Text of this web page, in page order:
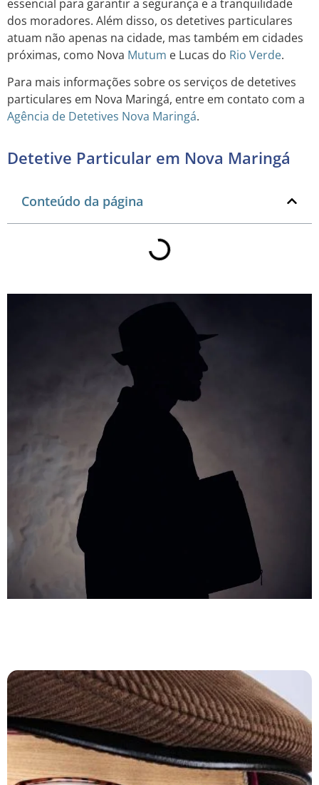
essencial para garantir a segurança e a tranquilidade
dos moradores. Além disso, os detetives particulares
atuam não apenas na cidade, mas também em cidades
próximas, como Nova Mutum e Lucas do Rio Verde.
Para mais informações sobre os serviços de detetives
particulares em Nova Maringá, entre em contato com a
Agência de Detetives Nova Maringá.
Detetive Particular em Nova Maringá
Conteúdo da página